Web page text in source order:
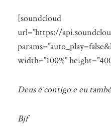
[soundcloud
url=”https://
width=”100%”
Deus é contigo e eu
Bjf